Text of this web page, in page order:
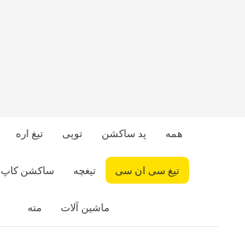
همه پد ساکشن توپی تیغ اره
تیغ سی ان سی تیغچه ساکشن کاپ
ماشین آلات مته